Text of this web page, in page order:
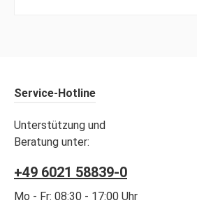
Service-Hotline
Unterstützung und
Beratung unter:
+49 6021 58839-0
Mo - Fr: 08:30 - 17:00 Uhr